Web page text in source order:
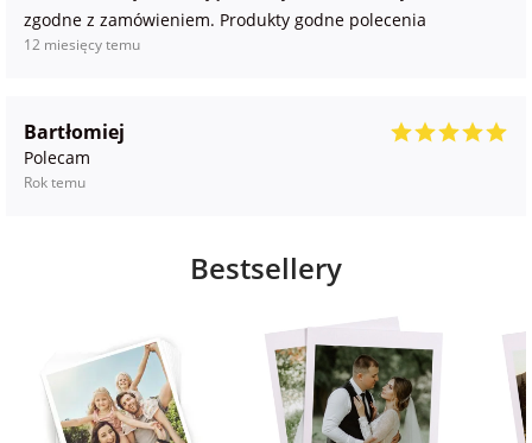
zgodne z zamówieniem. Produkty godne polecenia
12 miesięcy temu
Bartłomiej
Polecam
Rok temu
Bestsellery